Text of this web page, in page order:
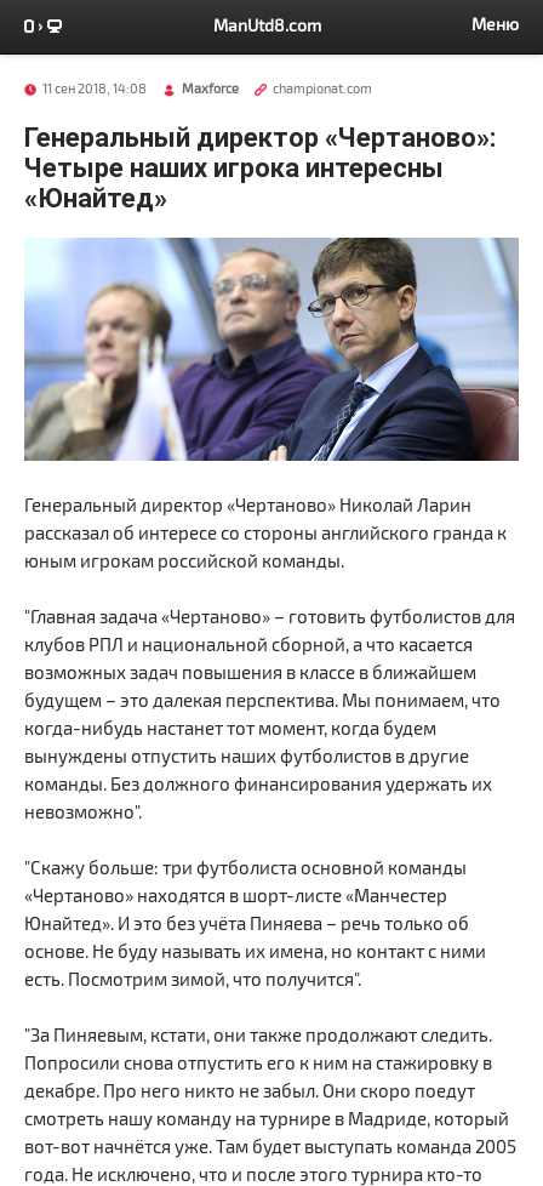
ManUtd8.com Меню
11 сен 2018, 14:08 Maxforce championat.com
Генеральный директор «Чертаново»:
Четыре наших игрока интересны
«Юнайтед»
Генеральный директор «Чертаново» Николай Ларин
рассказал об интересе со стороны английского гранда к
юным игрокам российской команды.
"Главная задача «Чертаново» – готовить футболистов для
клубов РПЛ и национальной сборной, а что касается
возможных задач повышения в классе в ближайшем
будущем – это далекая перспектива. Мы понимаем, что
когда-нибудь настанет тот момент, когда будем
вынуждены отпустить наших футболистов в другие
команды. Без должного финансирования удержать их
невозможно".
"Скажу больше: три футболиста основной команды
«Чертаново» находятся в шорт-листе «Манчестер
Юнайтед». И это без учёта Пиняева – речь только об
основе. Не буду называть их имена, но контакт с ними
есть. Посмотрим зимой, что получится".
"За Пиняевым, кстати, они также продолжают следить.
Попросили снова отпустить его к ним на стажировку в
декабре. Про него никто не забыл. Они скоро поедут
смотреть нашу команду на турнире в Мадриде, который
вот-вот начнётся уже. Там будет выступать команда 2005
года. Не исключено, что и после этого турнира кто-то